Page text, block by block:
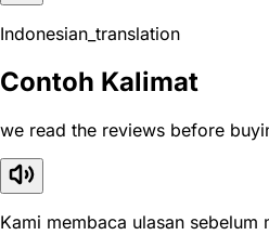
Indonesian_translation
Contoh Kalimat
we read the reviews before
Kami membaca ulasan sebelum